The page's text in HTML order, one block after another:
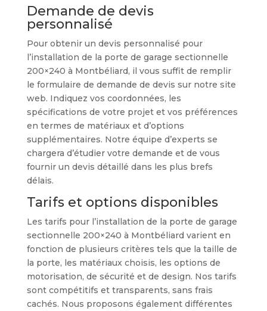
Demande de devis
personnalisé
Pour obtenir un devis personnalisé pour
l’installation de la porte de garage sectionnelle
200×240 à Montbéliard, il vous suffit de remplir
le formulaire de demande de devis sur notre site
web. Indiquez vos coordonnées, les
spécifications de votre projet et vos préférences
en termes de matériaux et d’options
supplémentaires. Notre équipe d’experts se
chargera d’étudier votre demande et de vous
fournir un devis détaillé dans les plus brefs
délais.
Tarifs et options disponibles
Les tarifs pour l’installation de la porte de garage
sectionnelle 200×240 à Montbéliard varient en
fonction de plusieurs critères tels que la taille de
la porte, les matériaux choisis, les options de
motorisation, de sécurité et de design. Nos tarifs
sont compétitifs et transparents, sans frais
cachés. Nous proposons également différentes